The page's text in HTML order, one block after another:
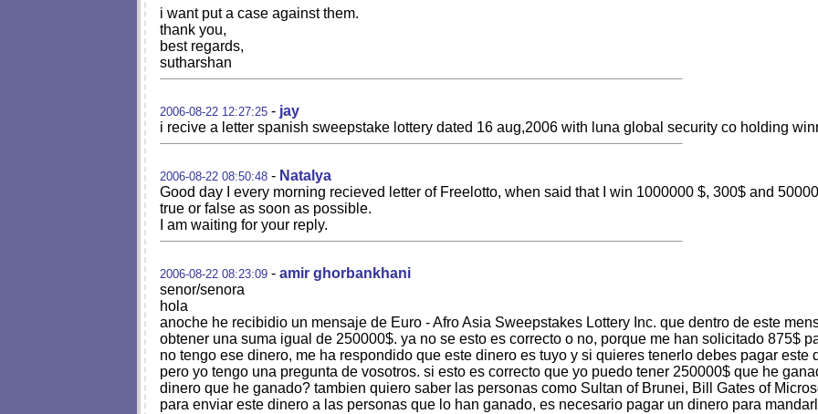
i want put a case against them.
thank you,
best regards,
sutharshan
2006-08-22 12:27:25 - jay
i recive a letter spanish sweepstake lottery dated 16 aug,2006 with luna global security co holding
2006-08-22 08:50:48 - Natalya
Good day I every morning recieved letter of Freelotto, when said that I win 1000000 $, 300$ and
true or false as soon as possible.
I am waiting for your reply.
2006-08-22 08:23:09 - amir ghorbankhani
senor/senora
hola
anoche he recibidio un mensaje de Euro - Afro Asia Sweepstakes Lottery Inc. que dentro de este
obtener una suma igual de 250000$. ya no se esto es correcto o no, porque me han solicitado 875$
no tengo ese dinero, me ha respondido que este dinero es tuyo y si quieres tenerlo debes pagar
pero yo tengo una pregunta de vosotros. si esto es correcto que yo puedo tener 250000$ que he
dinero que he ganado? tambien quiero saber las personas como Sultan of Brunei, Bill Gates of
para enviar este dinero a las personas que lo han ganado, es necesario pagar un dinero para